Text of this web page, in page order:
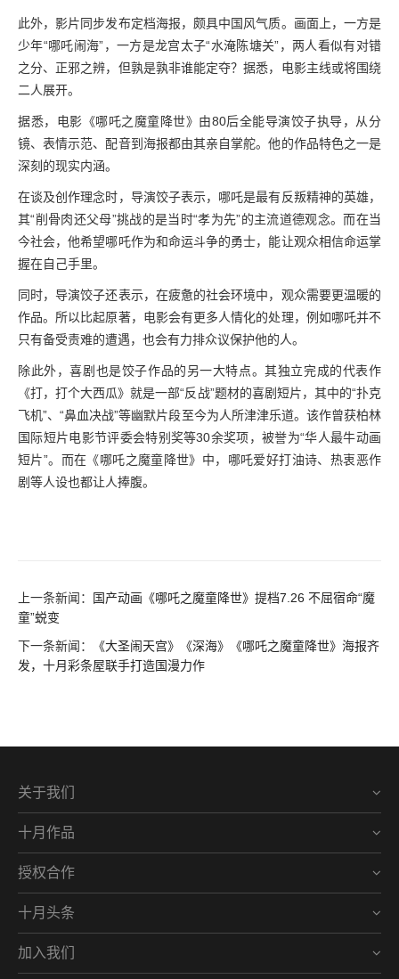
此外，影片同步发布定档海报，颇具中国风气质。画面上，一方是
少年“哪吒闹海”，一方是龙宫太子“水淹陈塘关”，两人看似有对错
之分、正邪之辨，但孰是孰非谁能定夺？据悉，电影主线或将围绕
二人展开。
据悉，电影《哪吒之魔童降世》由80后全能导演饺子执导，从分
镜、表情示范、配音到海报都由其亲自掌舵。他的作品特色之一是
深刻的现实内涵。
在谈及创作理念时，导演饺子表示，哪吒是最有反叛精神的英雄，
其“削骨肉还父母”挑战的是当时“孝为先”的主流道德观念。而在当
今社会，他希望哪吒作为和命运斗争的勇士，能让观众相信命运掌
握在自己手里。
同时，导演饺子还表示，在疲惫的社会环境中，观众需要更温暖的
作品。所以比起原著，电影会有更多人情化的处理，例如哪吒并不
只有备受责难的遭遇，也会有力排众议保护他的人。
除此外，喜剧也是饺子作品的另一大特点。其独立完成的代表作
《打，打个大西瓜》就是一部“反战”题材的喜剧短片，其中的“扑克
飞机”、“鼻血决战”等幽默片段至今为人所津津乐道。该作曾获柏林
国际短片电影节评委会特别奖等30余奖项，被誉为“华人最牛动画
短片”。而在《哪吒之魔童降世》中，哪吒爱好打油诗、热衷恶作
剧等人设也都让人捧腹。
上一条新闻：
国产动画《哪吒之魔童降世》提档7.26 不屈宿命“魔
童”蜕变
下一条新闻：
《大圣闹天宫》《深海》《哪吒之魔童降世》海报齐
发，十月彩条屋联手打造国漫力作
关于我们
十月作品
授权合作
十月头条
加入我们